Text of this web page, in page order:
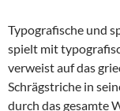
Typografische und
spielt mit
verweist auf das
Schrägstriche in
durch das gesamte